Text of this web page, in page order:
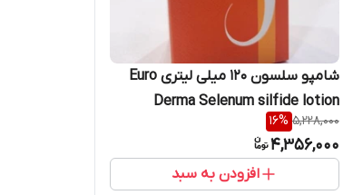
شامپو سلسون 120 میلی لیتری Euro
Derma Selenum silfide lotion
5,228,000
16%
4,356,000
افزودن به سبد